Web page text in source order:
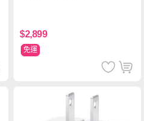
$2,899
免運